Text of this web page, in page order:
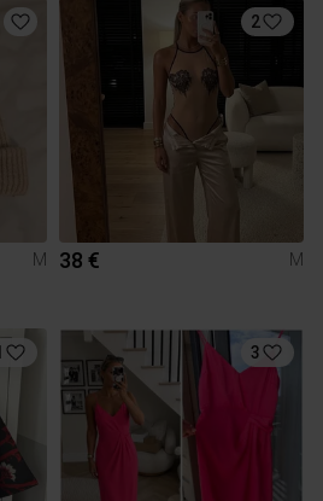
M
2
38 € M
3